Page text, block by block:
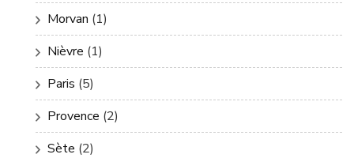
Morvan (1)
Nièvre (1)
Paris (5)
Provence (2)
Sète (2)